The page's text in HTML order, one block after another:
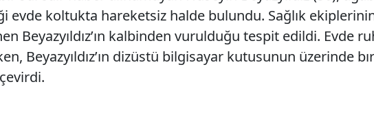
evde koltukta hareketsiz halde bulundu. Sağlık
Beyazyıldız’ın kalbinden vurulduğu tespit edildi. Evde
Beyazyıldız’ın dizüstü bilgisayar kutusunun üzerinde